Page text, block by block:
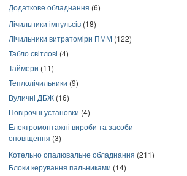
Додаткове обладнання (6)
Лічильники імпульсів (18)
Лічильники витратоміри ПММ (122)
Табло світлові (4)
Таймери (11)
Теплолічильники (9)
Вуличні ДБЖ (16)
Повірочні установки (4)
Електромонтажні вироби та засоби
оповіщення (3)
Котельно опалювальне обладнання (211)
Блоки керування пальниками (14)